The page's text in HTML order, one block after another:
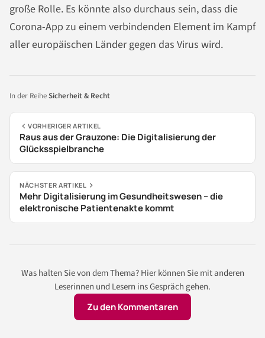
große Rolle. Es könnte also durchaus sein, dass die
Corona-App zu einem verbindenden Element im Kampf
aller europäischen Länder gegen das Virus wird.
In der ReiheSicherheit & Recht
VORHERIGER ARTIKEL
Raus aus der Grauzone: Die Digitalisierung der
Glücksspielbranche
NÄCHSTER ARTIKEL
Mehr Digitalisierung im Gesundheitswesen – die
elektronische Patientenakte kommt
Was halten Sie von dem Thema? Hier können Sie mit anderen
Leserinnen und Lesern ins Gespräch gehen.
Zu den Kommentaren